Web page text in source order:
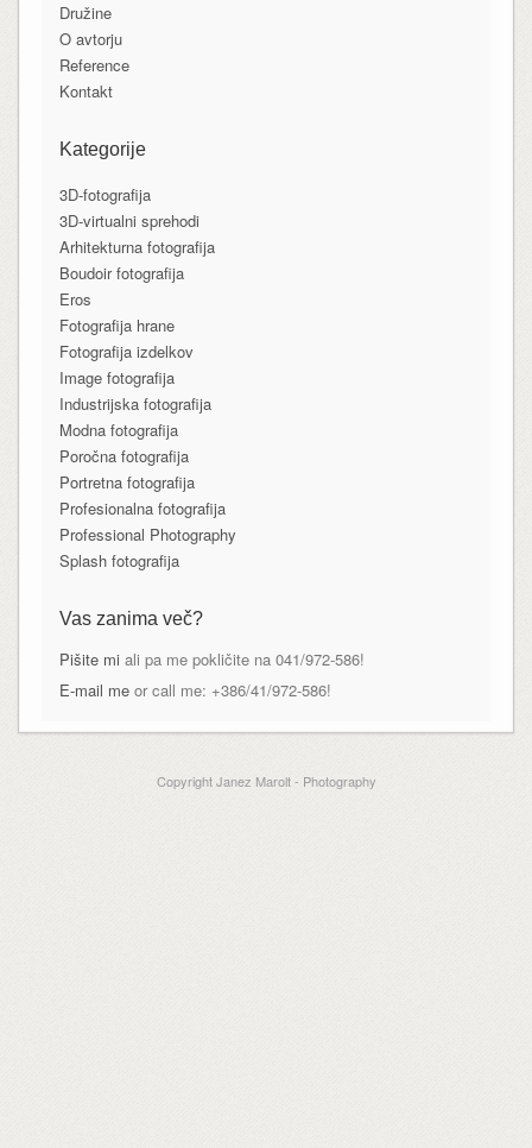
Družine
O avtorju
Reference
Kontakt
Kategorije
3D-fotografija
3D-virtualni sprehodi
Arhitekturna fotografija
Boudoir fotografija
Eros
Fotografija hrane
Fotografija izdelkov
Image fotografija
Industrijska fotografija
Modna fotografija
Poročna fotografija
Portretna fotografija
Profesionalna fotografija
Professional Photography
Splash fotografija
Vas zanima več?
Pišite mi ali pa me pokličite na 041/972-586!
E-mail meor call me: +386/41/972-586!
Copyright Janez Marolt - Photography